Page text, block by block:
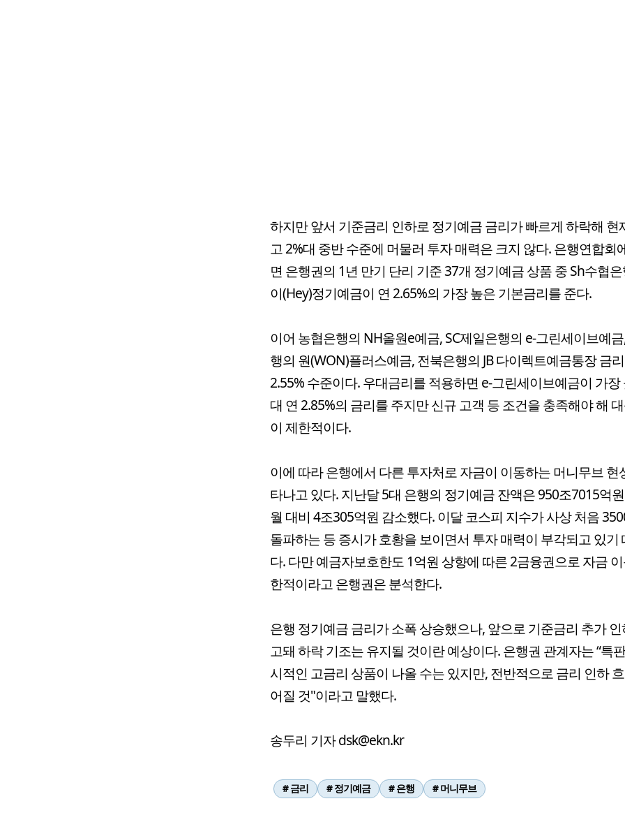
하지만 앞서 기준금리 인하로 정기예금 금리가 빠르게 하락해 현
고 2%대 중반 수준에 머물러 투자 매력은 크지 않다. 은행연합회
면 은행권의 1년 만기 단리 기준 37개 정기예금 상품 중 Sh수협
이(Hey)정기예금이 연 2.65%의 가장 높은 기본금리를 준다.
이어 농협은행의 NH올원e예금, SC제일은행의 e-그린세이브예
행의 원(WON)플러스예금, 전북은행의 JB 다이렉트예금통장 금
2.55% 수준이다. 우대금리를 적용하면 e-그린세이브예금이 가장
대 연 2.85%의 금리를 주지만 신규 고객 등 조건을 충족해야 해
이 제한적이다.
이에 따라 은행에서 다른 투자처로 자금이 이동하는 머니무브 현
타나고 있다. 지난달 5대 은행의 정기예금 잔액은 950조7015억
월 대비 4조305억원 감소했다. 이달 코스피 지수가 사상 처음
돌파하는 등 증시가 호황을 보이면서 투자 매력이 부각되고 있기
다. 다만 예금자보호한도 1억원 상향에 따른 2금융권으로 자금
한적이라고 은행권은 분석한다.
은행 정기예금 금리가 소폭 상승했으나, 앞으로 기준금리 추가
고돼 하락 기조는 유지될 것이란 예상이다. 은행권 관계자는 “특
시적인 고금리 상품이 나올 수는 있지만, 전반적으로 금리 인하
어질 것"이라고 말했다.
송두리 기자 dsk@ekn.kr
# 금리 # 정기예금 # 은행 # 머니무브